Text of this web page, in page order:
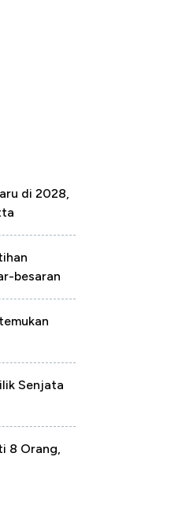
di 2028,
besaran
Senjata
8 Orang,